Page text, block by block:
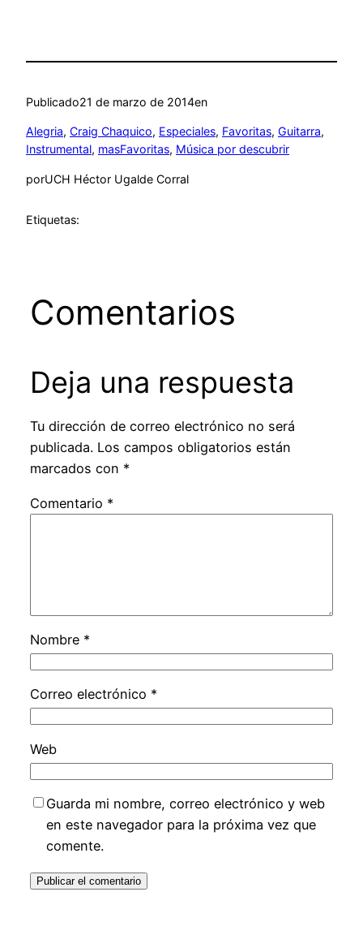
Publicado21 de marzo de 2014en
Alegria, Craig Chaquico, Especiales, Favoritas, Guitarra
Instrumental, masFavoritas, Música por descubrir
porUCH Héctor Ugalde Corral
Etiquetas:
Comentarios
Deja una respuesta
Tu dirección de correo electrónico no será
publicada. Los campos obligatorios están
marcados con *
Comentario *
Nombre *
Correo electrónico *
Web
Guarda mi nombre, correo electrónico y web
en este navegador para la próxima vez que
comente.